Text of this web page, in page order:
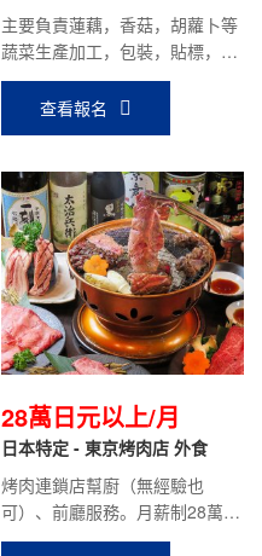
主要負責蓮藕，香菇，胡蘿卜等
蔬菜生產加工，包裝，貼標，入
庫出貨等工作。要求食品加工技
能實習2號或3號圓滿修了人員。
查看報名
28萬日元以上/月
日本特定 - 東京烤肉店 外食
烤肉連鎖店幫廚（無經驗也
可）、前廳服務。月薪制28萬日
元，工作優秀者可隨時漲薪，在